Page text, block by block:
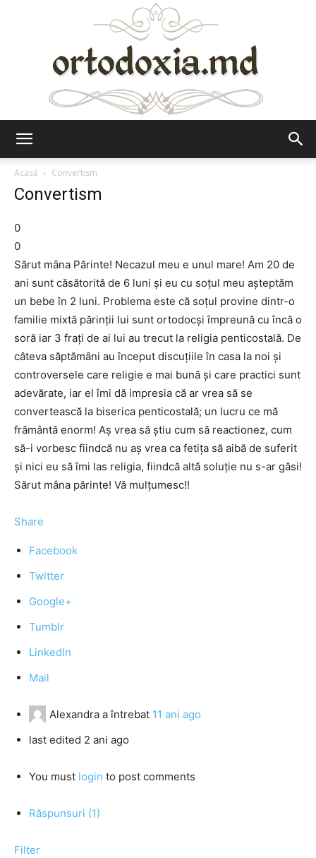
Acasă
Convertism
Convertism
0
0
Sărut mâna Părinte! Necazul meu e unul mare! Am 20 de
ani sunt căsătorită de 6 luni și eu cu soțul meu așteptăm
un bebe în 2 luni. Problema este că soțul provine dintr-o
familie mixtă părinții lui sunt ortodocși împreună cu încă o
soră iar 3 frați de ai lui au trecut la religia penticostală. De
câteva săptămâni au început discuțiile în casa la noi și
controversele care religie e mai bună și care practici sunt
adevărate, iar el îmi dă impresia că ar vrea să se
convertească la biserica penticostală; un lucru ce mă
frământă enorm! Aș vrea să știu cum să reactionez, cum
să-i vorbesc fiindcă nu aș vrea ca fetița să aibă de suferit
și nici eu să îmi las religia, fiindcă altă soluție nu s-ar găsi!
Sărut mâna părinte! Vă mulțumesc!!
Share
Facebook
Twitter
Google+
Tumblr
LinkedIn
Mail
Alexandra a întrebat 11 ani ago
last edited 2 ani ago
You must login to post comments
Răspunsuri (1)
Filter